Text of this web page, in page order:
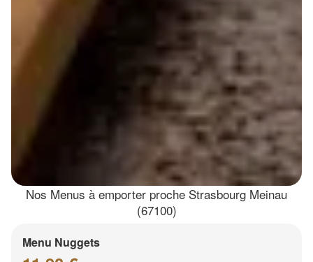
Nos Menus à emporter proche Strasbourg Meinau
(67100)
Menu Nuggets